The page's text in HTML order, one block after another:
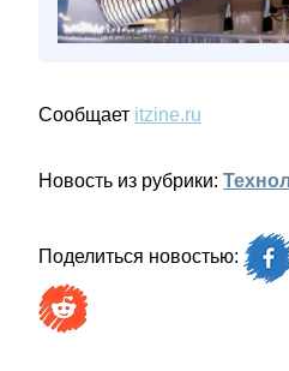
Сообщает itzine.ru
Новость из рубрики:
Поделиться новостью: